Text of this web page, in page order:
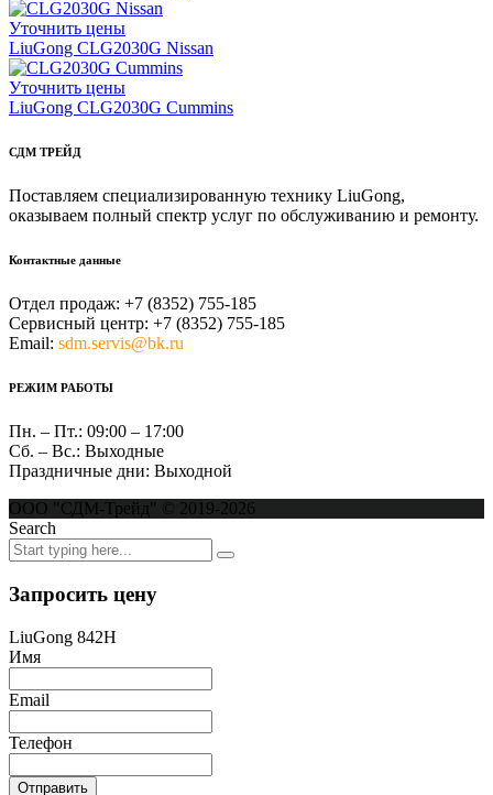
Уточнить цены
LiuGong CLG2030G Nissan
Уточнить цены
LiuGong CLG2030G Cummins
СДМ ТРЕЙД
Поставляем специализированную технику LiuGong,
оказываем полный спектр услуг по обслуживанию и ремонту.
Контактные данные
Отдел продаж: +7 (8352) 755-185
Сервисный центр: +7 (8352) 755-185
Email: sdm.servis@bk.ru
РЕЖИМ РАБОТЫ
Пн. – Пт.: 09:00 – 17:00
Сб. – Вс.: Выходные
Праздничные дни: Выходной
ООО "СДМ-Трейд" © 2019-2026
Search
Запросить цену
LiuGong 842H
Имя
Email
Телефон
Отправить